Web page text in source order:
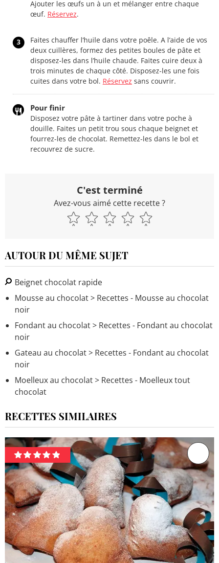
Ajouter les œufs un à un et mélanger entre chaque
œuf. Réservez.
3
Faites chauffer l’huile dans votre poêle. A l’aide de vos
deux cuillères, formez des petites boules de pâte et
disposez-les dans l’huile chaude. Faites cuire deux à
trois minutes de chaque côté. Disposez-les une fois
cuites dans votre bol. Réservez sans couvrir.
Pour finir
Disposez votre pâte à tartiner dans votre poche à
douille. Faites un petit trou sous chaque beignet et
fourrez-les de chocolat. Remettez-les dans le bol et
recouvrez de sucre.
C'est terminé
Avez-vous aimé cette recette ?
AUTOUR DU MÊME SUJET
Beignet chocolat rapide
Mousse au chocolat> Recettes - Mousse au chocolat
noir
Fondant au chocolat> Recettes - Fondant au chocolat
noir
Gateau au chocolat> Recettes - Fondant au chocolat
noir
Moelleux au chocolat> Recettes - Moelleux tout
chocolat
RECETTES SIMILAIRES